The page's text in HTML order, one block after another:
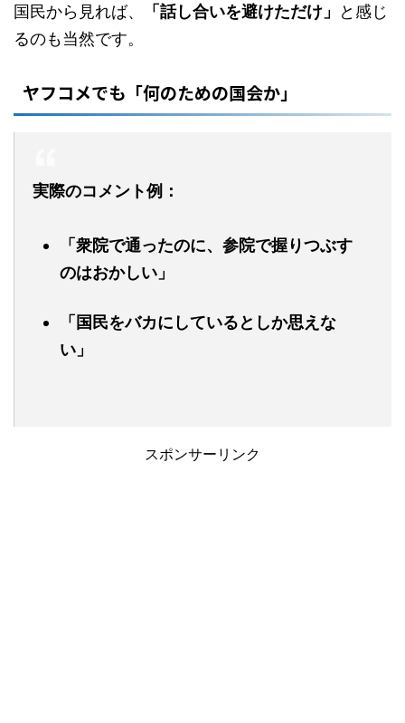
国民から見れば、 「話し合いを避けただけ」
と感じ
るのも当然です。
ヤフコメでも「何のための国会か」
実際のコメント例：
「衆院で通ったのに、参院で握りつぶす
のはおかしい」
「国民をバカにしているとしか思えな
い」
スポンサーリンク